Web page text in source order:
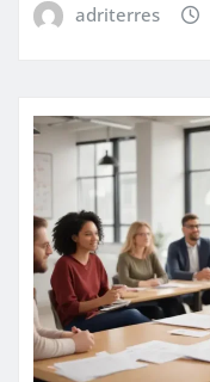
adriterres